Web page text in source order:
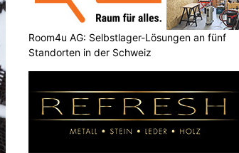
Room4u AG: Selbstlager-Lösungen an fünf
Standorten in der Schweiz